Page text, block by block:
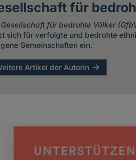
für
Gesellschaft für bedrohte Völker
sich für verfolgte und bedrohte
Gemeinschaften ein.
Artikel der Autorin